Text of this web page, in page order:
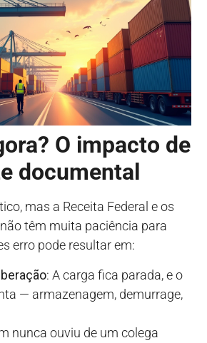
O impacto de
documental
mas a Receita Federal e os
têm muita paciência para
erro pode resultar em:
: A carga fica parada, e o
— armazenagem, demurrage,
nunca ouviu de um colega